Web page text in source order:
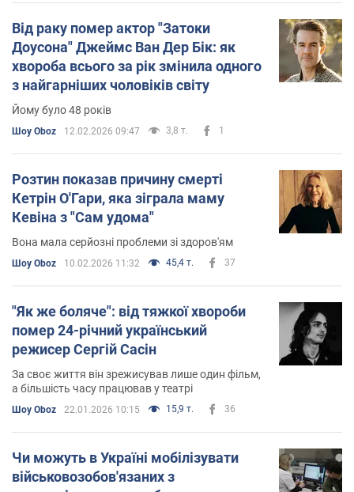
Від раку помер актор "Затоки
Доусона" Джеймс Ван Дер Бік: як
хвороба всього за рік змінила одного
з найгарніших чоловіків світу
Йому було 48 років
Шоу Oboz 12.02.2026 09:47 3,8 т. 1
Розтин показав причину смерті
Кетрін О'Гари, яка зіграла маму
Кевіна з "Сам удома"
Вона мала серйозні проблеми зі здоров'ям
Шоу Oboz 10.02.2026 11:32 45,4 т. 37
"Як же боляче": від тяжкої хвороби
помер 24-річний український
режисер Сергій Сасін
За своє життя він зрежисував лише один фільм,
а більшість часу працював у театрі
Шоу Oboz 22.01.2026 10:15 15,9 т. 36
Чи можуть в Україні мобілізувати
військовозобов'язаних з